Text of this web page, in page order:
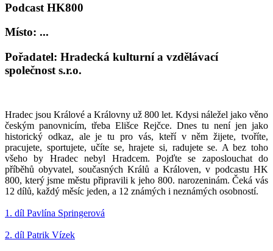
Podcast HK800
Místo: ...
Pořadatel: Hradecká kulturní a vzdělávací
společnost s.r.o.
Hradec jsou Králové a Královny už 800 let. Kdysi náležel jako věno
českým panovnicím, třeba Elišce Rejčce. Dnes tu není jen jako
historický odkaz, ale je tu pro vás, kteří v něm žijete, tvoříte,
pracujete, sportujete, učíte se, hrajete si, radujete se. A bez toho
všeho by Hradec nebyl Hradcem. Pojďte se zaposlouchat do
příběhů obyvatel, současných Králů a Královen, v podcastu HK
800, který jsme městu připravili k jeho 800. narozeninám. Čeká vás
12 dílů, každý měsíc jeden, a 12 známých i neznámých osobností.
1. díl Pavlína Springerová
2. díl Patrik Vízek